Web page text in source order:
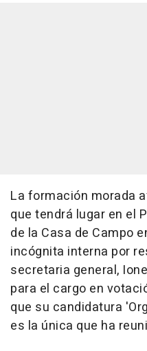
La formación morada
que tendrá lugar en el
de la Casa de Campo
incógnita interna por
secretaria general,
para el cargo en
que su candidatura
es la única que ha